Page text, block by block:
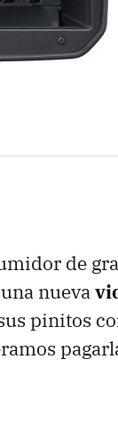
de
nueva
pinitos